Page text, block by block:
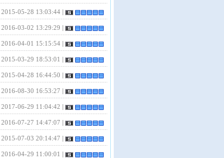
2015-05-28 13:03:44 |
2016-03-02 13:29:29 |
2016-04-01 15:15:54 |
2015-03-29 18:53:01 |
2015-04-28 16:44:50 |
2016-08-30 16:53:27 |
2017-06-29 11:04:42 |
2016-07-27 14:47:07 |
2015-07-03 20:14:47 |
2016-04-29 11:00:01 |